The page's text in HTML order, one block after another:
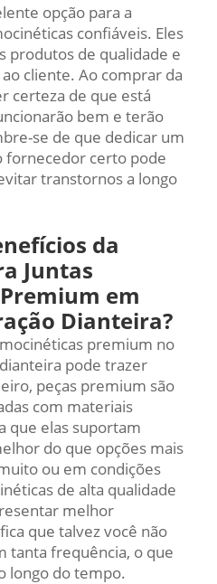
opção para a
confiáveis. Eles
produtos de qualidade e
cliente. Ao comprar da
certeza de que está
bem e terão
se de que dedicar um
certo pode
transtornos a longo
da
Juntas
em
Dianteira?
premium no
pode trazer
peças premium são
com materiais
que elas suportam
do que opções mais
ou em condições
de alta qualidade
melhor
que talvez você não
tanta frequência, o que
longo do tempo.